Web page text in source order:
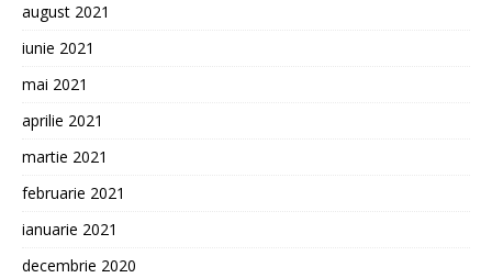
august 2021
iunie 2021
mai 2021
aprilie 2021
martie 2021
februarie 2021
ianuarie 2021
decembrie 2020